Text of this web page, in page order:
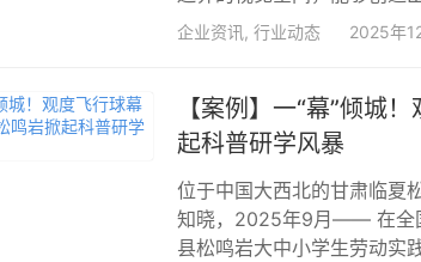
企业资讯 , 行业动态 2025年
【案例】一“幕”倾城
起科普研学风暴
位于中国大西北的甘肃临夏
知晓，2025年9月—— 在全
县松鸣岩大中小学生劳动实